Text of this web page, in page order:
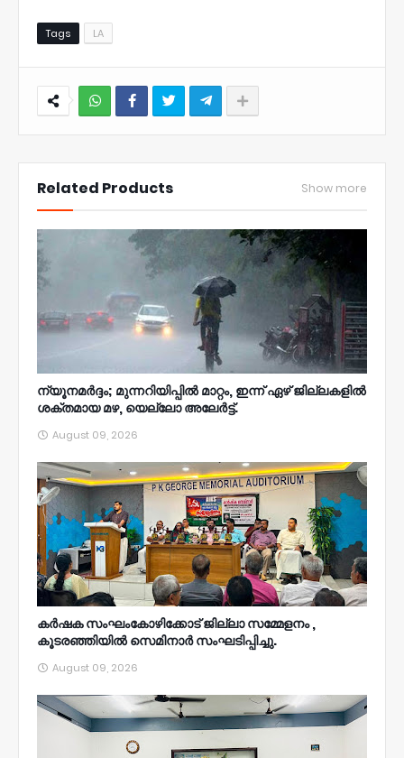
Tags LA
Related Products Show more
ന്യൂനമര്‍ദ്ദം; മുന്നറിയിപ്പില്‍ മാറ്റം, ഇന്ന് ഏഴ് ജില്ലകളില്‍
ശക്തമായ മഴ, യെല്ലോ അലേര്‍ട്ട്.
August 09, 2026
കർഷക സംഘംകോഴിക്കോട് ജില്ലാ സമ്മേളനം ,
കൂടരഞ്ഞിയിൽ സെമിനാർ സംഘടിപ്പിച്ചു.
August 09, 2026